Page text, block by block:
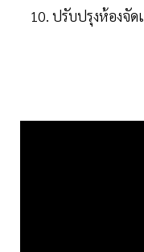
ปรับปรุงห้องจัด